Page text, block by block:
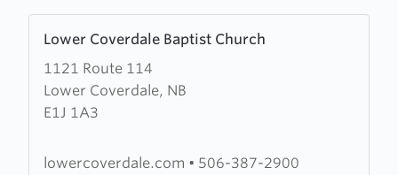
Lower Coverdale Baptist Church
1121 Route 114
Lower Coverdale, NB
E1J 1A3
more
about
Lower
Coverdale
Church
lowercoverdale.com • 506-387-2900